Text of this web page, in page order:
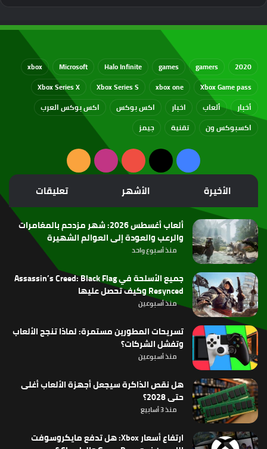
2020
gamers
games
Halo Infinite
Microsoft
xbox
Xbox Game pass
xbox one
Xbox Series S
Xbox Series X
أخبار
ألعاب اخبار اكس بوكس
اكس بوكس العرب
اكسبوكس ون
تقنية جيمز
فيسبوك
‫X
‫YouTubeانستقرامملخص
الموقع
RSS
الأخيرة الأشهر تعليقات
ألعاب أغسطس 2026: شهر مزدحم بالمغامرات
والرعب والعودة إلى العوالم الشهيرة
منذ أسبوع واحد
جميع الأسلحة في Assassin’s Creed: Black Flag
Resynced وكيف تحصل عليها
منذ أسبوعين
تسريحات المطورين مستمرة: لماذا تنجح الألعاب
وتفشل الشركات؟
منذ أسبوعين
هل نقص الذاكرة سيجعل أجهزة الألعاب أغلى
حتى 2028؟
منذ 3 أسابيع
ارتفاع أسعار Xbox: هل تدفع مايكروسوفت